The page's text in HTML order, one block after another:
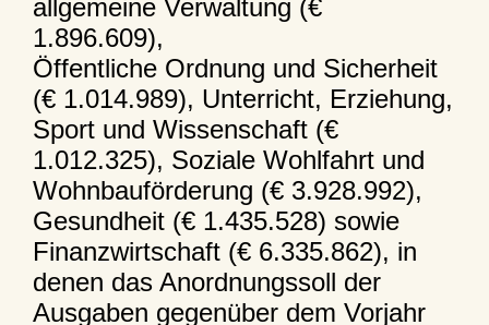
allgemeine Verwaltung (€
1.896.609),
Öffentliche Ordnung und Sicherheit
(€ 1.014.989), Unterricht, Erziehung,
Sport und Wissenschaft (€
1.012.325), Soziale Wohlfahrt und
Wohnbauförderung (€ 3.928.992),
Gesundheit (€ 1.435.528) sowie
Finanzwirtschaft (€ 6.335.862), in
denen das Anordnungssoll der
Ausgaben gegenüber dem Vorjahr